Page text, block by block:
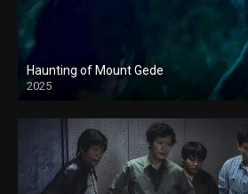
Haunting of Mount Gede
2025